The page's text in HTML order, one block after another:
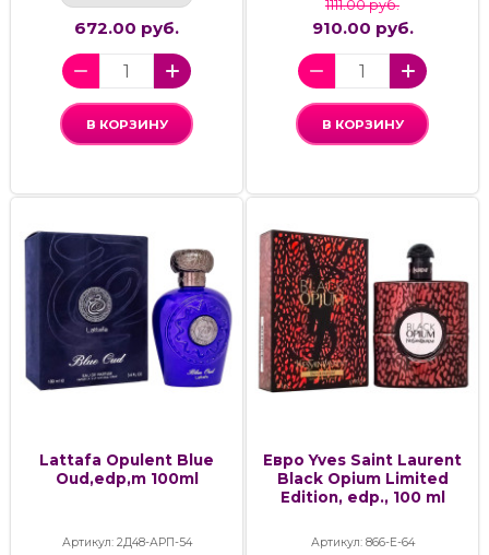
672.00 руб.
В КОРЗИНУ
1111.00 руб.
910.00 руб.
В КОРЗИНУ
Lattafa Opulent Blue
Oud,edp,m 100ml
Артикул: 2Д48-АРП-54
Евро Yves Saint Laurent
Black Opium Limited
Edition, edp., 100 ml
Артикул: 866-Е-64